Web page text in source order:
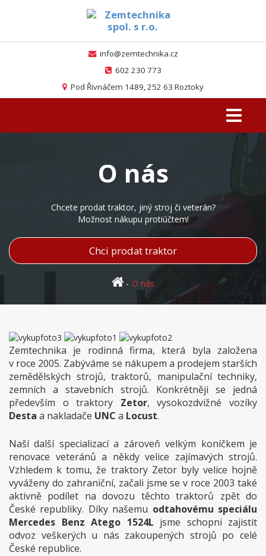
info@zemtechnika.cz
602 230 773
Pod Řivnáčem 1489, 252 63 Roztoky
Toggle
O nás
Chcete prodat traktor, jiný stroj či veterán?
Možnost nákupu protiúčtem!
Chci prodat traktor
O nás
Zemtechnika je rodinná firma, která byla založena
v roce 2005. Zabýváme se nákupem a prodejem starších
zemědělských strojů, traktorů, manipulační techniky,
zemních a stavebních strojů. Konkrétněji se jedná
především o traktory Zetor, vysokozdvižné vozíky
Desta a nakladače UNC a Locust.
Naší další specializací a zároveň velkým koníčkem je
renovace veteránů a někdy velice zajímavých strojů.
Vzhledem k tomu, že traktory Zetor byly velice hojně
vyváženy do zahraniční, začali jsme se v roce 2003 také
aktivně podílet na dovozu těchto traktorů zpět do
České republiky. Díky našemu odtahovému speciálu
Mercedes Benz Atego 1524L jsme schopni zajistit
odvoz veškerých u nás zakoupených strojů po celé
České republice.